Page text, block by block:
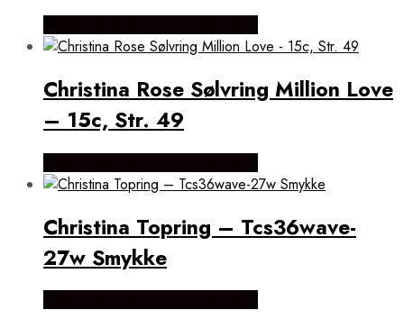
Christina Rose Sølvring Million Love
– 15c, Str. 49
Christina Topring – Tcs36wave-
27w Smykke